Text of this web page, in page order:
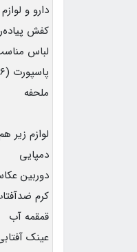
دارو و
کفش
لباس
پاسپورت (6 ماه اعتبار)
ملحفه
لوازم
دمپایی
دوربین
کرم
قمقمه آب
عینک